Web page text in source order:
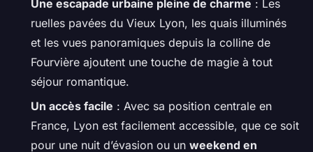
Une escapade urbaine pleine de charme : Les
ruelles pavées du Vieux Lyon, les quais illuminés
et les vues panoramiques depuis la colline de
Fourvière ajoutent une touche de magie à tout
séjour romantique.
Un accès facile : Avec sa position centrale en
France, Lyon est facilement accessible, que ce soit
pour une nuit d’évasion ou un weekend en